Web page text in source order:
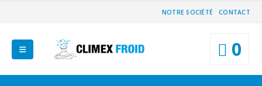
NOTRE SOCIÉTÉ CONTACT
0